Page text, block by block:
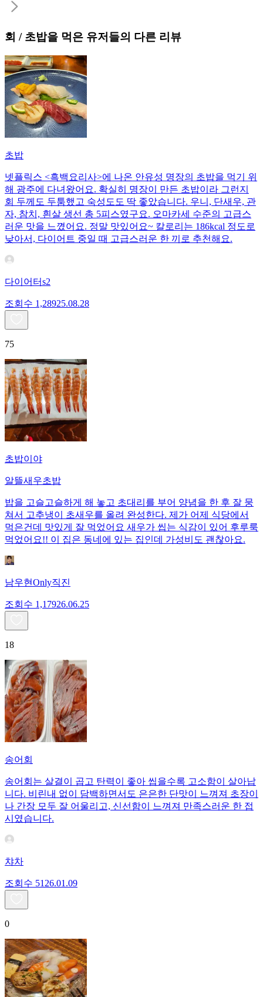
회 / 초밥을 먹은 유저들의 다른 리뷰
초밥
넷플릭스 <흑백요리사>에 나온 안유성 명장의 초밥을 먹기 위
해 광주에 다녀왔어요. 확실히 명장이 만든 초밥이라 그런지
회 두께도 두툼했고 숙성도도 딱 좋았습니다. 우니, 단새우, 관
자, 참치, 흰살 생선 총 5피스였구요. 오마카세 수준의 고급스
러운 맛을 느꼈어요. 정말 맛있어요~ 칼로리는 186kcal 정도로
낮아서, 다이어트 중일 때 고급스러운 한 끼로 추천해요.
다이어터s2
조회수 1,28925.08.28
75
초밥이야
알뜰새우초밥
밥을 고슬고슬하게 해 놓고 초대리를 부어 양념을 한 후 잘 뭉
쳐서 고추냉이 초새우를 올려 완성한다. 제가 어제 식당에서
먹은건데 맛있게 잘 먹었어요 새우가 씹는 식감이 있어 후루룩
먹었어요!! 이 집은 동네에 있는 집인데 가성비도 괜찮아요.
남우현Only직진
조회수 1,17926.06.25
18
송어회
송어회는 살결이 곱고 탄력이 좋아 씹을수록 고소함이 살아납
니다. 비린내 없이 담백하면서도 은은한 단맛이 느껴져 초장이
나 간장 모두 잘 어울리고, 신선함이 느껴져 만족스러운 한 접
시였습니다.
챠차
조회수 51 26.01.09
0